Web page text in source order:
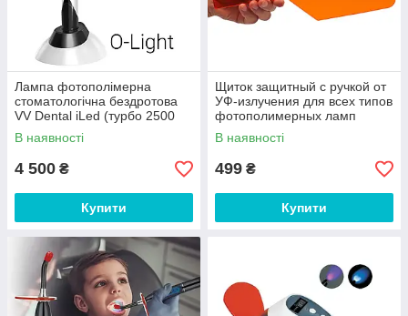
Лампа фотополімерна
стоматологічна бездротова
VV Dental iLed (турбо 2500
мВт / см2)
В наявності
4 500 ₴
Купити
Щиток защитный с ручкой от
УФ-излучения для всех типов
фотополимерных ламп
В наявності
499 ₴
Купити